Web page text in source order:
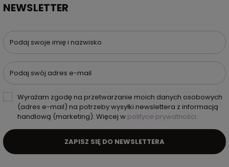
NEWSLETTER
Podaj swoje imię i nazwisko
Podaj swój adres e-mail
Wyrażam zgodę na przetwarzanie moich danych osobowych
(adres e-mail) na potrzeby wysyłki newslettera z informacją
handlową (marketing). Więcej w polityce prywatności.
ZAPISZ SIĘ DO NEWSLETTERA